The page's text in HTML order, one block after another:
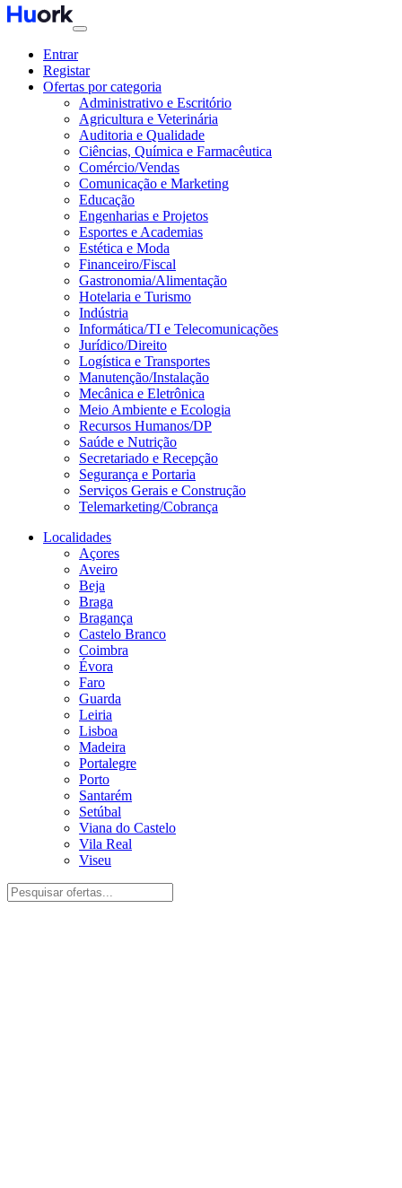
Entrar
Registar
Ofertas por categoria
Administrativo e Escritório
Agricultura e Veterinária
Auditoria e Qualidade
Ciências, Química e Farmacêutica
Comércio/Vendas
Comunicação e Marketing
Educação
Engenharias e Projetos
Esportes e Academias
Estética e Moda
Financeiro/Fiscal
Gastronomia/Alimentação
Hotelaria e Turismo
Indústria
Informática/TI e Telecomunicações
Jurídico/Direito
Logística e Transportes
Manutenção/Instalação
Mecânica e Eletrônica
Meio Ambiente e Ecologia
Recursos Humanos/DP
Saúde e Nutrição
Secretariado e Recepção
Segurança e Portaria
Serviços Gerais e Construção
Telemarketing/Cobrança
Localidades
Açores
Aveiro
Beja
Braga
Bragança
Castelo Branco
Coimbra
Évora
Faro
Guarda
Leiria
Lisboa
Madeira
Portalegre
Porto
Santarém
Setúbal
Viana do Castelo
Vila Real
Viseu